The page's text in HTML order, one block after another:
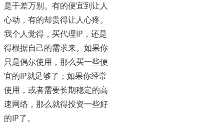
是千差万别。有的便宜到让人
心动，有的却贵得让人心疼。
我个人觉得，买代理IP，还是
得根据自己的需求来。如果你
只是偶尔使用，那么买一些便
宜的IP就足够了；如果你经常
使用，或者需要长期稳定的高
速网络，那么就得投资一些好
的IP了。